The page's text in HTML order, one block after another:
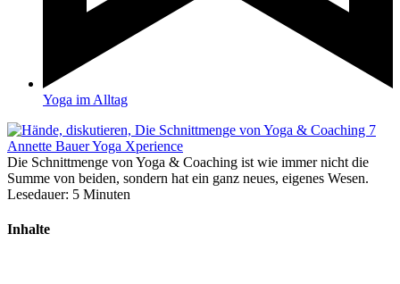
Yoga im Alltag
Die Schnittmenge von Yoga & Coaching ist wie immer nicht die
Summe von beiden, sondern hat ein ganz neues, eigenes Wesen.
Lesedauer: 5 Minuten
Inhalte